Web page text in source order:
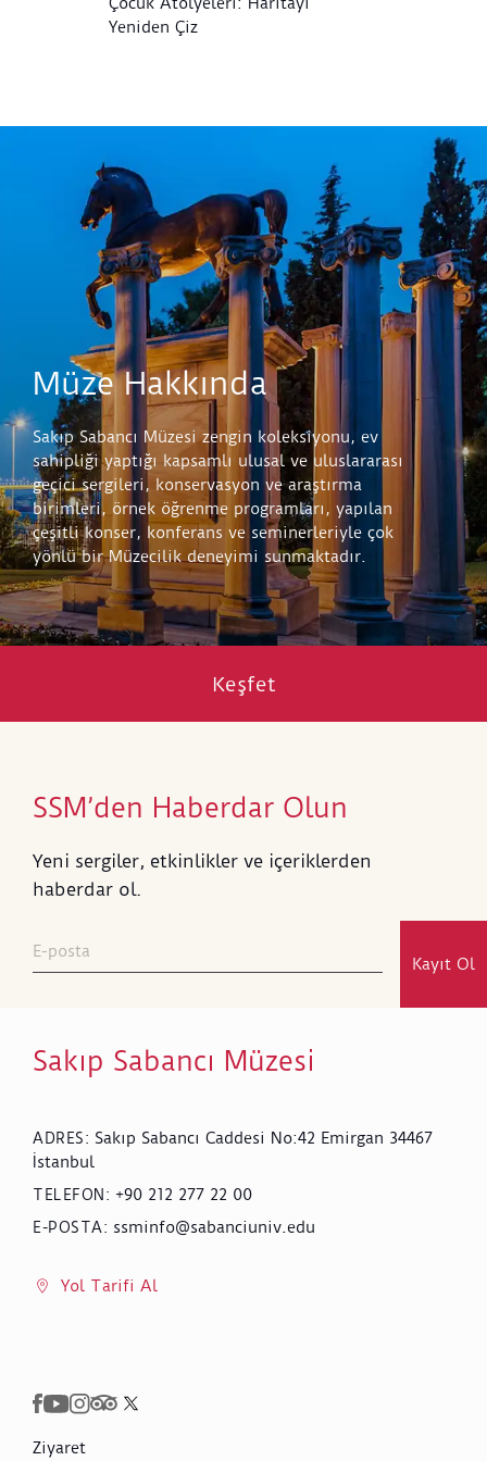
Yeniden Çiz
Müze Hakkında
Sakıp Sabancı Müzesi zengin koleksiyonu, ev
sahipliği yaptığı kapsamlı ulusal ve uluslararası
geçici sergileri, konservasyon ve araştırma
birimleri, örnek öğrenme programları, yapılan
çeşitli konser, konferans ve seminerleriyle çok
yönlü bir Müzecilik deneyimi sunmaktadır.
Keşfet
SSM’den Haberdar Olun
Yeni sergiler, etkinlikler ve içeriklerden
haberdar ol.
Kayıt Ol
Sakıp Sabancı Müzesi
ADRES: Sakıp Sabancı Caddesi No:42 Emirgan 34467
İstanbul
TELEFON : +90 212 277 22 00
E-POSTA: ssminfo@sabanciuniv.edu
Yol Tarifi Al
Ziyaret